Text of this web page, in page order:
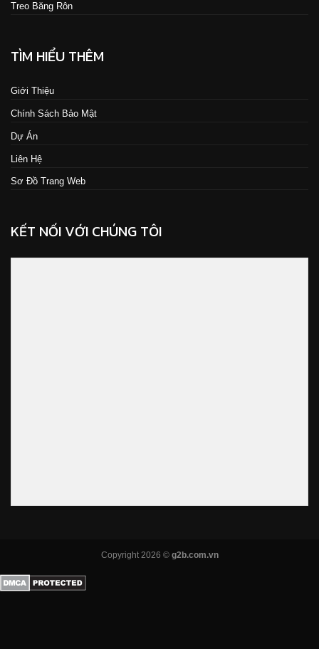
Treo Băng Rôn
TÌM HIỂU THÊM
Giới Thiệu
Chính Sách Bảo Mật
Dự Án
Liên Hệ
Sơ Đồ Trang Web
KẾT NỐI VỚI CHÚNG TÔI
Copyright 2026 © g2b.com.vn